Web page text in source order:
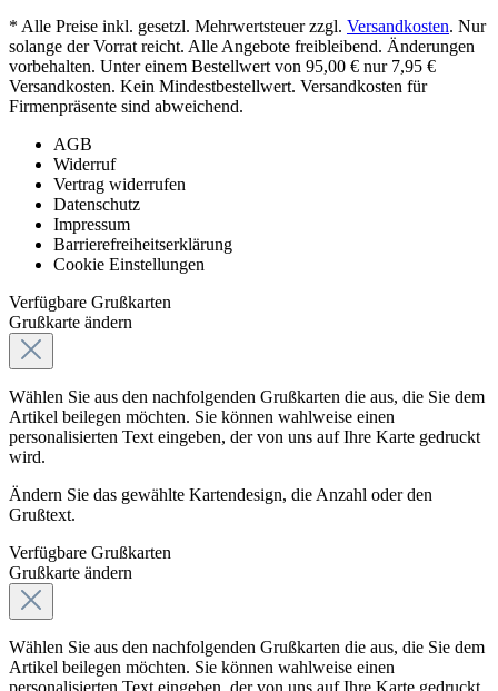
* Alle Preise inkl. gesetzl. Mehrwertsteuer zzgl. Versandkosten. Nur
solange der Vorrat reicht. Alle Angebote freibleibend. Änderungen
vorbehalten. Unter einem Bestellwert von 95,00 € nur 7,95 €
Versandkosten. Kein Mindestbestellwert. Versandkosten für
Firmenpräsente sind abweichend.
AGB
Widerruf
Vertrag widerrufen
Datenschutz
Impressum
Barrierefreiheitserklärung
Cookie Einstellungen
Verfügbare Grußkarten
Grußkarte ändern
Wählen Sie aus den nachfolgenden Grußkarten die aus, die Sie dem
Artikel beilegen möchten. Sie können wahlweise einen
personalisierten Text eingeben, der von uns auf Ihre Karte gedruckt
wird.
Ändern Sie das gewählte Kartendesign, die Anzahl oder den
Grußtext.
Verfügbare Grußkarten
Grußkarte ändern
Wählen Sie aus den nachfolgenden Grußkarten die aus, die Sie dem
Artikel beilegen möchten. Sie können wahlweise einen
personalisierten Text eingeben, der von uns auf Ihre Karte gedruckt